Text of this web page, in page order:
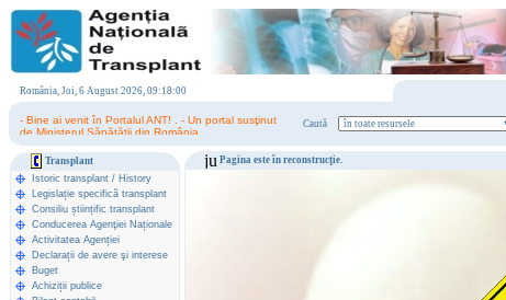
România, Joi, 6 August 2026, 09:18:00
- Bine ai venit în Portalul ANT! . - Un portal susţinut
de Ministerul Sănătăţii din România.
Caută
Transplant
Istoric transplant / History
Legislație specifică transplant
Consiliu științific transplant
Conducerea Agenţiei Naționale
Activitatea Agenției
Declarații de avere şi interese
Buget
Achiziții publice
Pagina este în reconstrucţie.